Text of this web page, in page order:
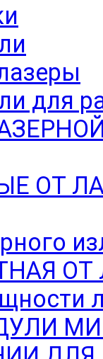
для
ОТ
ОТ